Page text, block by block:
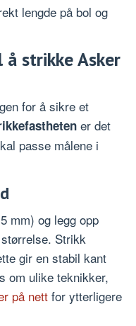
lengde på bol og
strikke Asker
for å sikre et
er det
passe målene i
mm) og legg opp
Strikk
gir en stabil kant
om ulike teknikker,
på nett for ytterligere